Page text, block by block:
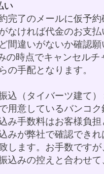
い
完了のメールに仮予
なければ代金のお支
間違いがないか確認
の時点でキャンセルチ
の手配となります。
込（タイバーツ建て）
用意しているバンコ
み手数料はお客様負
みが弊社で確認でき
します。お手数です
込みの控えと合わせ